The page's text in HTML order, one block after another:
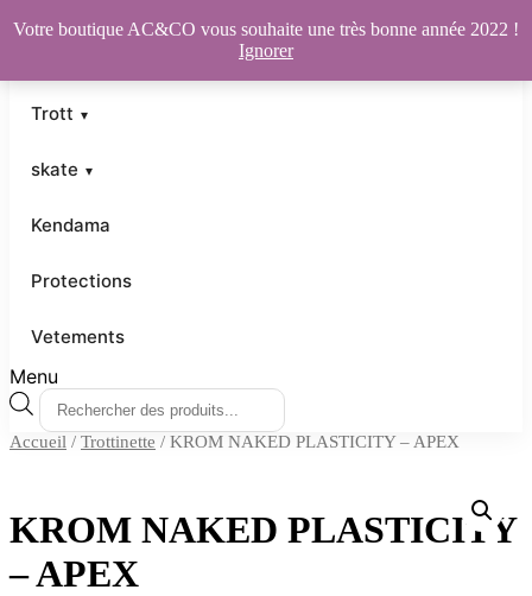
Trott
skate
Kendama
Protections
Vetements
Menu
Recherche
de
produits
Accueil / Trottinette / KROM NAKED PLASTICITY – APEX
KROM NAKED PLASTICITY
– APEX
Votre boutique AC&CO vous souhaite une très bonne année 2022 !
Ignorer